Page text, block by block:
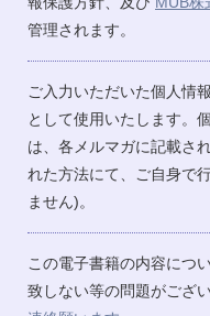
管理されます。
ご入力いただいた個人情
として使用いたします。
は、各メルマガに記載さ
れた方法にて、ご自身で
ません)。
この電子書籍の内容につ
致しない等の問題がござ